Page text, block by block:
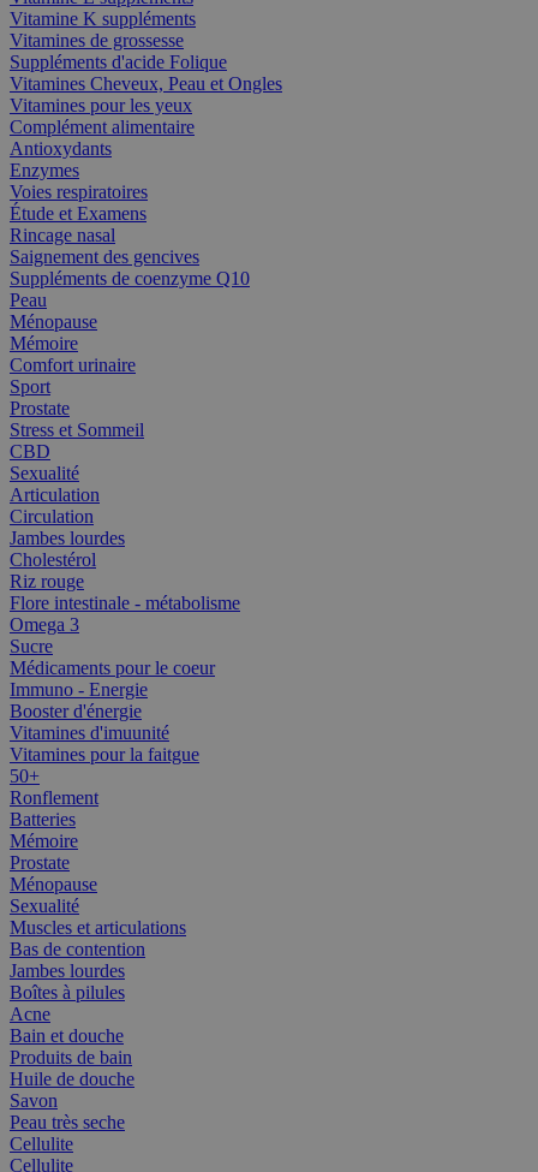
Vitamine K suppléments
Vitamines de grossesse
Suppléments d'acide Folique
Vitamines Cheveux, Peau et Ongles
Vitamines pour les yeux
Complément alimentaire
Antioxydants
Enzymes
Voies respiratoires
Étude et Examens
Rincage nasal
Saignement des gencives
Suppléments de coenzyme Q10
Peau
Ménopause
Mémoire
Comfort urinaire
Sport
Prostate
Stress et Sommeil
CBD
Sexualité
Articulation
Circulation
Jambes lourdes
Cholestérol
Riz rouge
Flore intestinale - métabolisme
Omega 3
Sucre
Médicaments pour le coeur
Immuno - Energie
Booster d'énergie
Vitamines d'imuunité
Vitamines pour la faitgue
50+
Ronflement
Batteries
Mémoire
Prostate
Ménopause
Sexualité
Muscles et articulations
Bas de contention
Jambes lourdes
Boîtes à pilules
Acne
Bain et douche
Produits de bain
Huile de douche
Savon
Peau très seche
Cellulite
Cellulite